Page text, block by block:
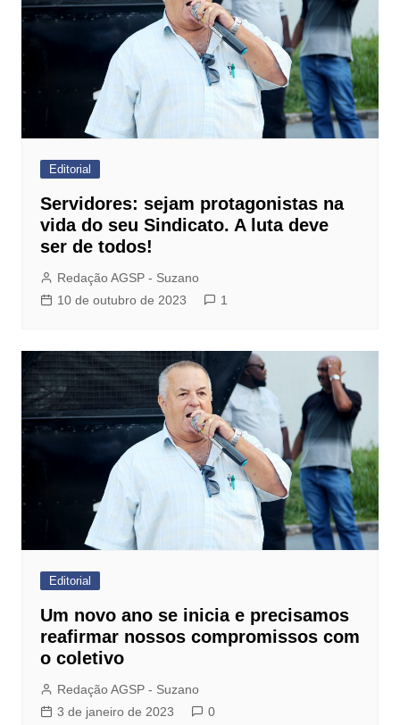
Editorial
Servidores: sejam protagonistas na
vida do seu Sindicato. A luta deve
ser de todos!
Redação AGSP - Suzano
10 de outubro de 2023
1
Editorial
Um novo ano se inicia e precisamos
reafirmar nossos compromissos com
o coletivo
Redação AGSP - Suzano
3 de janeiro de 2023
0